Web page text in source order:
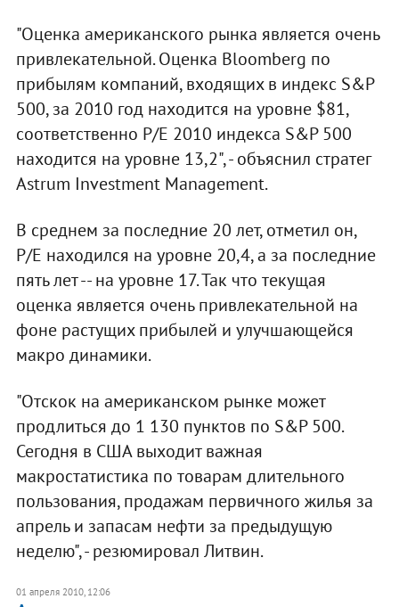
"Оценка американского рынка является очень
привлекательной. Оценка Bloomberg по
прибылям компаний, входящих в индекс S&P
500, за 2010 год находится на уровне $81,
соответственно P/E 2010 индекса S&P 500
находится на уровне 13,2", - объяснил стратег
Astrum Investment Management.
В среднем за последние 20 лет, отметил он,
P/E находился на уровне 20,4, а за последние
пять лет -- на уровне 17. Так что текущая
оценка является очень привлекательной на
фоне растущих прибылей и улучшающейся
макро динамики.
"Отскок на американском рынке может
продлиться до 1 130 пунктов по S&P 500.
Сегодня в США выходит важная
макростатистика по товарам длительного
пользования, продажам первичного жилья за
апрель и запасам нефти за предыдущую
неделю", - резюмировал Литвин.
01 апреля 2010, 12:06